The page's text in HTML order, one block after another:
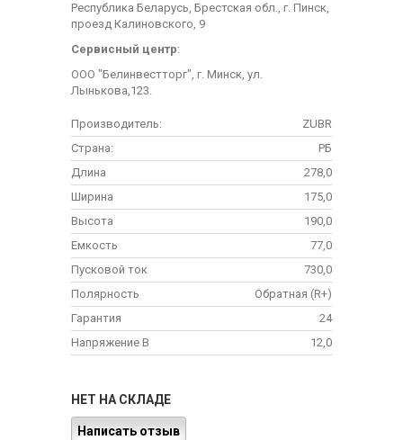
Республика Беларусь, Брестская обл., г. Пинск,
проезд Калиновского, 9
Сервисный центр:
ООО "Белинвестторг", г. Минск, ул.
Лынькова,123.
Производитель:
ZUBR
Страна:
РБ
Длина
278,0
Ширина
175,0
Высота
190,0
Емкость
77,0
Пусковой ток
730,0
Полярность
Обратная (R+)
Гарантия
24
Напряжение В
12,0
НЕТ НА СКЛАДЕ
Написать отзыв